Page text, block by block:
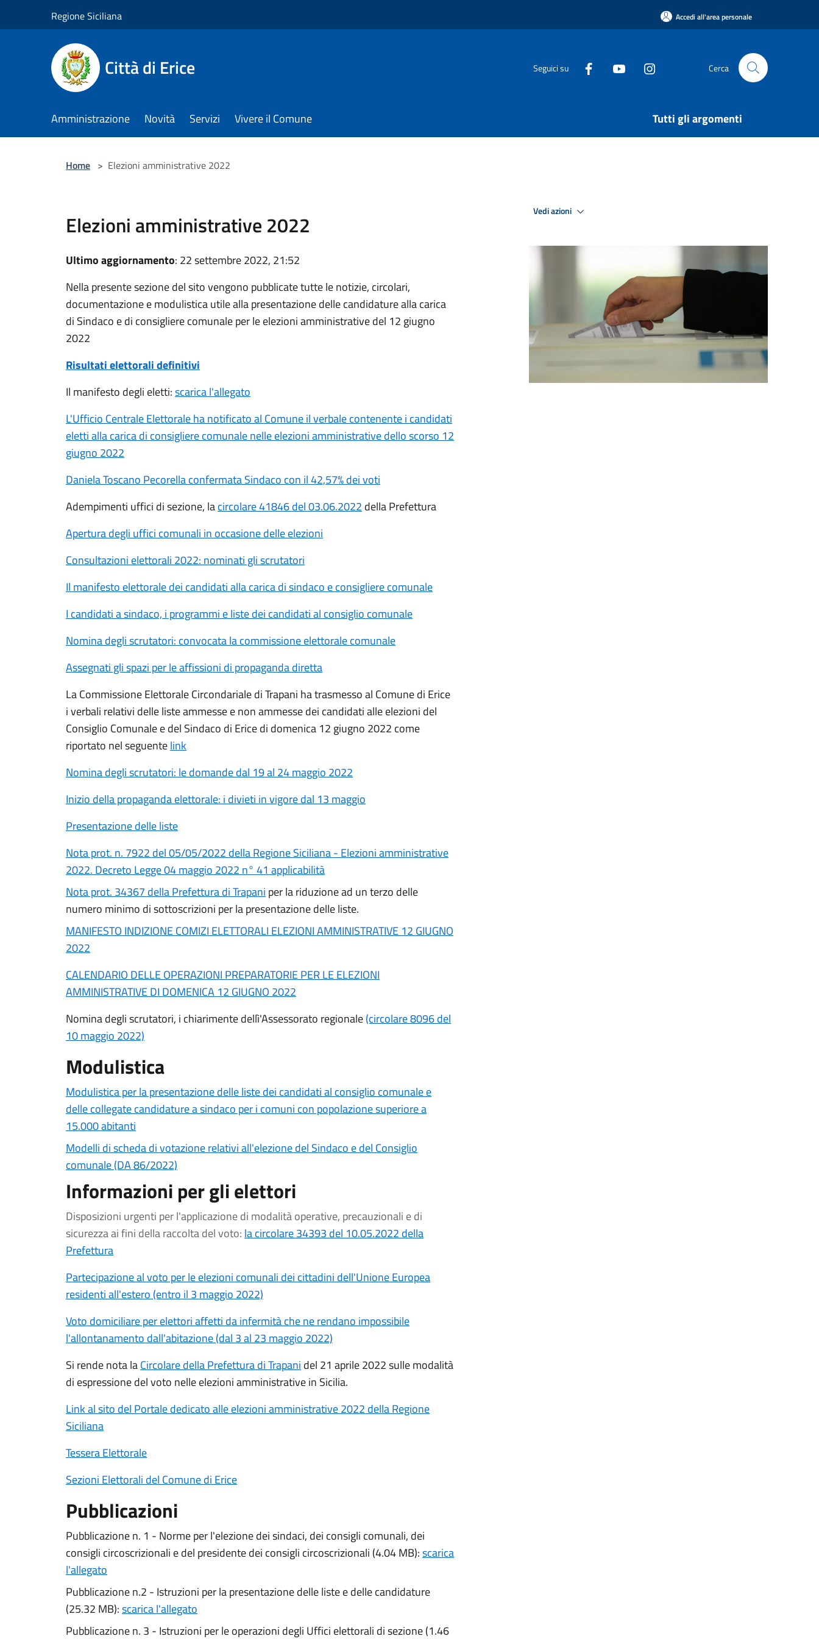
Regione Siciliana Accedi all'area personale
Città di Erice Seguici su Cerca
Amministrazione Novità Servizi Vivere il Comune Tutti gli argomenti
Home > Elezioni amministrative 2022
Elezioni amministrative 2022
Ultimo aggiornamento: 22 settembre 2022, 21:52
Nella presente sezione del sito vengono pubblicate tutte le notizie, circolari,
documentazione e modulistica utile alla presentazione delle candidature alla carica
di Sindaco e di consigliere comunale per le elezioni amministrative del 12 giugno
2022
Risultati elettorali definitivi
Il manifesto degli eletti:scarica l'allegato
L'Ufficio Centrale Elettorale ha notificato al Comune il verbale contenente i candidati
eletti alla carica di consigliere comunale nelle elezioni amministrative dello scorso 12
giugno 2022
Daniela Toscano Pecorella confermata Sindaco con il 42,57% dei voti
Adempimenti uffici di sezione, lacircolare 41846 del 03.06.2022 della Prefettura
Apertura degli uffici comunali in occasione delle elezioni
Consultazioni elettorali 2022: nominati gli scrutatori
Il manifesto elettorale dei candidati alla carica di sindaco e consigliere comunale
I candidati a sindaco, i programmi e liste dei candidati al consiglio comunale
Nomina degli scrutatori: convocata la commissione elettorale comunale
Assegnati gli spazi per le affissioni di propaganda diretta
La Commissione Elettorale Circondariale di Trapani ha trasmesso al Comune di Erice
i verbali relativi delle liste ammesse e non ammesse dei candidati alle elezioni del
Consiglio Comunale e del Sindaco di Erice di domenica 12 giugno 2022 come
riportato nel seguentelink
Nomina degli scrutatori: le domande dal 19 al 24 maggio 2022
Inizio della propaganda elettorale: i divieti in vigore dal 13 maggio
Presentazione delle liste
Nota prot. n. 7922 del 05/05/2022 della Regione Siciliana - Elezioni amministrative
2022. Decreto Legge 04 maggio 2022 n° 41 applicabilità
Nota prot. 34367 della Prefettura di Trapani per la riduzione ad un terzo delle
numero minimo di sottoscrizioni per la presentazione delle liste.
MANIFESTO INDIZIONE COMIZI ELETTORALI ELEZIONI AMMINISTRATIVE 12 GIUGNO
2022
CALENDARIO DELLE OPERAZIONI PREPARATORIE PER LE ELEZIONI
AMMINISTRATIVE DI DOMENICA 12 GIUGNO 2022
Nomina degli scrutatori, i chiarimente dellì'Assessorato regionale(circolare 8096 del
10 maggio 2022)
Modulistica
Modulistica per la presentazione delle liste dei candidati al consiglio comunale e
delle collegate candidature a sindaco per i comuni con popolazione superiore a
15.000 abitanti
Modelli di scheda di votazione relativi all'elezione del Sindaco e del Consiglio
comunale (DA 86/2022)
Informazioni per gli elettori
Disposizioni urgenti per l'applicazione di modalità operative, precauzionali e di
sicurezza ai fini della raccolta del voto: la circolare 34393 del 10.05.2022 della
Prefettura
Partecipazione al voto per le elezioni comunali dei cittadini dell'Unione Europea
residenti all'estero (entro il 3 maggio 2022)
Voto domiciliare per elettori affetti da infermità che ne rendano impossibile
l'allontanamento dall'abitazione (dal 3 al 23 maggio 2022)
Si rende nota laCircolare della Prefettura di Trapani del 21 aprile 2022 sulle modalità
di espressione del voto nelle elezioni amministrative in Sicilia.
Link al sito del Portale dedicato alle elezioni amministrative 2022 della Regione
Siciliana
Tessera Elettorale
Sezioni Elettorali del Comune di Erice
Pubblicazioni
Pubblicazione n. 1 - Norme per l'elezione dei sindaci, dei consigli comunali, dei
consigli circoscrizionali e del presidente dei consigli circoscrizionali (4.04 MB):scarica
l'allegato
Pubblicazione n.2 - Istruzioni per la presentazione delle liste e delle candidature
(25.32 MB):scarica l'allegato
Pubblicazione n. 3 - Istruzioni per le operazioni degli Uffici elettorali di sezione (1.46
Vedi azioni